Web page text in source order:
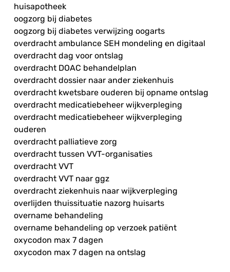
huisapotheek
oogzorg bij diabetes
oogzorg bij diabetes verwijzing oogarts
overdracht ambulance SEH mondeling en digitaal
overdracht dag voor ontslag
overdracht DOAC behandelplan
overdracht dossier naar ander ziekenhuis
overdracht kwetsbare ouderen bij opname ontslag
overdracht medicatiebeheer wijkverpleging
overdracht medicatiebeheer wijkverpleging
ouderen
overdracht palliatieve zorg
overdracht tussen VVT-organisaties
overdracht VVT
overdracht VVT naar ggz
overdracht ziekenhuis naar wijkverpleging
overlijden thuissituatie nazorg huisarts
overname behandeling
overname behandeling op verzoek patiënt
oxycodon max 7 dagen
oxycodon max 7 dagen na ontslag